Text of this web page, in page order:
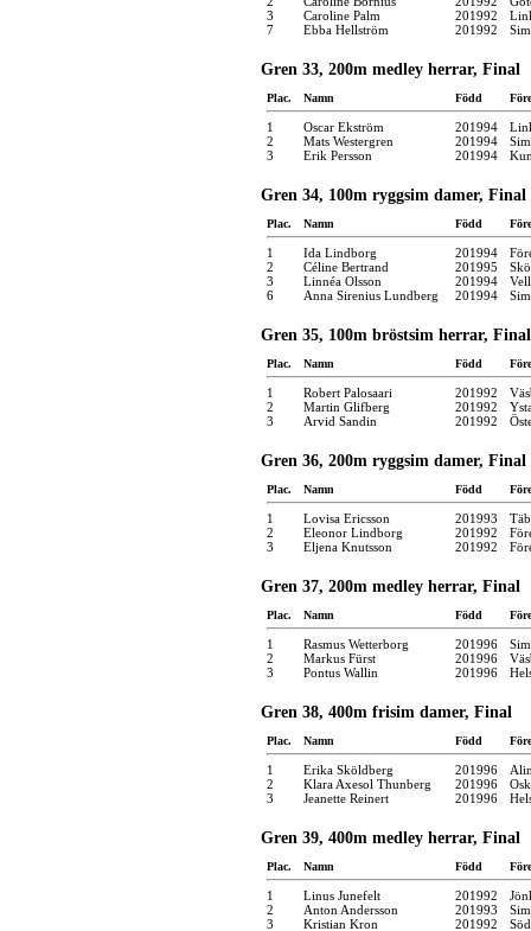
3
Caroline Palm 201992
7
Ebba Hellström 201992
Gren 33, 200m medley herrar, Final
Plac. Namn Född
1 Oscar Ekström 201994
2
Mats Westergren 201994
3
Erik Persson 201994
Gren 34, 100m ryggsim damer, Final
Plac. Namn Född
1 Ida Lindborg 201994
2
Céline Bertrand 201995
3
Linnéa Olsson 201994
6
Anna Sirenius Lundberg 201994
Gren 35, 100m bröstsim herrar, Final
Plac. Namn Född
1 Robert Palosaari 201992
2
Martin Glifberg 201992
3
Arvid Sandin 201992
Gren 36, 200m ryggsim damer, Final
Plac. Namn Född
1 Lovisa Ericsson 201993
2
Eleonor Lindborg 201992
3
Eljena Knutsson 201992
Gren 37, 200m medley herrar, Final
Plac. Namn Född
1 Rasmus Wetterborg 201996
2
Markus Fürst 201996
3
Pontus Wallin 201996
Gren 38, 400m frisim damer, Final
Plac. Namn Född
1 Erika Sköldberg 201996
2
Klara Axesol Thunberg 201996
3
Jeanette Reinert 201996
Gren 39, 400m medley herrar, Final
Plac. Namn Född
1 Linus Junefelt 201992
2
Anton Andersson 201993
3
Kristian Kron 201992